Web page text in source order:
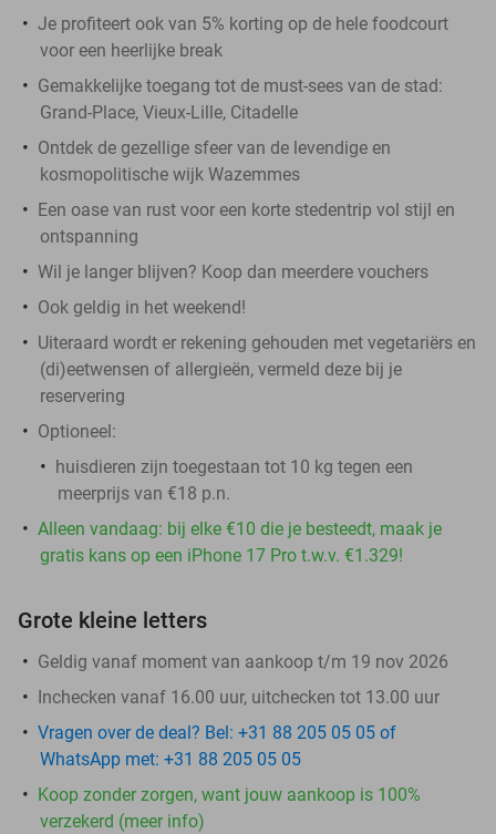
Je profiteert ook van 5% korting op de hele foodcourt
voor een heerlijke break
Gemakkelijke toegang tot de must-sees van de stad:
Grand-Place, Vieux-Lille, Citadelle
Ontdek de gezellige sfeer van de levendige en
kosmopolitische wijk Wazemmes
Een oase van rust voor een korte stedentrip vol stijl en
ontspanning
Wil je langer blijven? Koop dan meerdere vouchers
Ook geldig in het weekend!
Uiteraard wordt er rekening gehouden met vegetariërs en
(di)eetwensen of allergieën, vermeld deze bij je
reservering
Optioneel:
huisdieren zijn toegestaan tot 10 kg tegen een
meerprijs van €18 p.n.
Alleen vandaag: bij elke €10 die je besteedt, maak je
gratis kans op een iPhone 17 Pro t.w.v. €1.329!
Grote kleine letters
Geldig vanaf moment van aankoop t/m 19 nov 2026
Inchecken vanaf 16.00 uur, uitchecken tot 13.00 uur
Vragen over de deal? Bel: +31 88 205 05 05 of
WhatsApp met: +31 88 205 05 05
Koop zonder zorgen, want jouw aankoop is 100%
verzekerd (meer info)